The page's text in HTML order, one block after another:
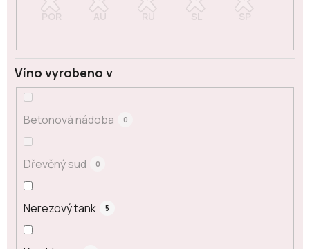
Víno vyrobeno v
Betonová nádoba 0
Dřevěný sud 0
Nerezový tank 5